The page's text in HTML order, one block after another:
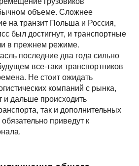
объеме. Сложнее
на транзит Польша и Россия,
был достигнут, и транспортные
в прежнем режиме.
последние два года сильно
все-таки транспортников
Не стоит ожидать
компаний с рынка,
и дальше происходить
так и дополнительных
приведут к